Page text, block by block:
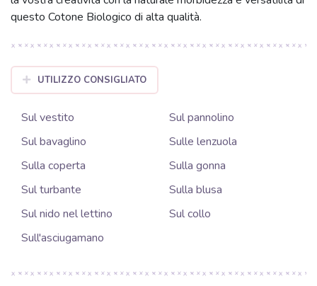
questo Cotone Biologico di alta qualità.
UTILIZZO CONSIGLIATO
Sul vestito
Sul pannolino
Sul bavaglino
Sulle lenzuola
Sulla coperta
Sulla gonna
Sul turbante
Sulla blusa
Sul nido nel lettino
Sul collo
Sull'asciugamano